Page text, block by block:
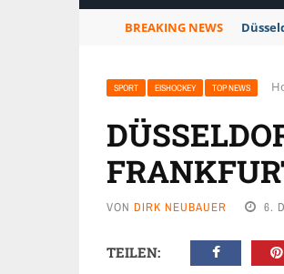
BREAKING NEWS
SPORT EISHOCKEY TOP NEWS
VON DIRK NEUBAUER 6.
TEILEN: